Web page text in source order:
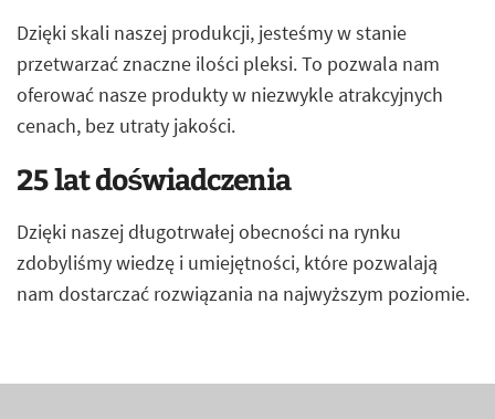
Dzięki skali naszej produkcji, jesteśmy w stanie
przetwarzać znaczne ilości pleksi. To pozwala nam
oferować nasze produkty w niezwykle atrakcyjnych
cenach, bez utraty jakości.
25 lat doświadczenia
Dzięki naszej długotrwałej obecności na rynku
zdobyliśmy wiedzę i umiejętności, które pozwalają
nam dostarczać rozwiązania na najwyższym poziomie.